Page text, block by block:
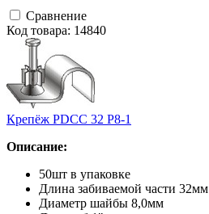
Сравнение
Код товара: 14840
Крепёж PDCC 32 Р8-1
Описание:
50шт в упаковке
Длина забиваемой части 32мм
Диаметр шайбы 8,0мм